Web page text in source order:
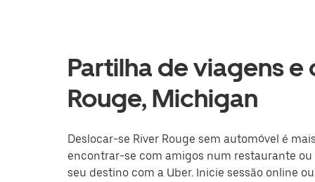
Partilha de viagens
Rouge, Michigan
Deslocar-se River Rouge sem automóvel é
encontrar-se com amigos num restaurante
seu destino com a Uber. Inicie sessão online